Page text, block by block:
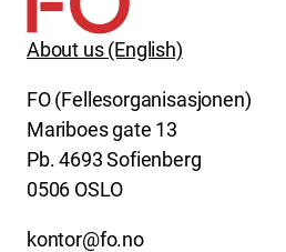
About us (English)
FO (Fellesorganisasjonen)
Mariboes gate 13
Pb. 4693 Sofienberg
0506 OSLO
kontor@fo.no